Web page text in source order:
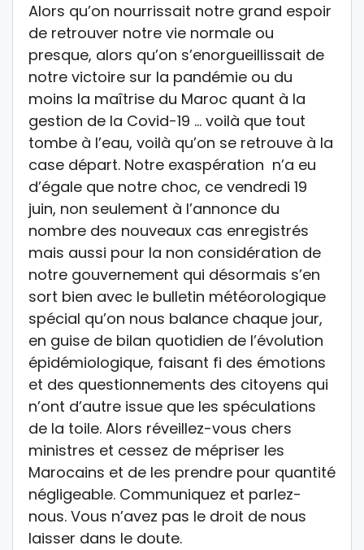
Alors qu’on nourrissait notre grand espoir
de retrouver notre vie normale ou
presque, alors qu’on s’enorgueillissait de
notre victoire sur la pandémie ou du
moins la maîtrise du Maroc quant à la
gestion de la Covid-19 … voilà que tout
tombe à l’eau, voilà qu’on se retrouve à la
case départ. Notre exaspération n’a eu
d’égale que notre choc, ce vendredi 19
juin, non seulement à l’annonce du
nombre des nouveaux cas enregistrés
mais aussi pour la non considération de
notre gouvernement qui désormais s’en
sort bien avec le bulletin météorologique
spécial qu’on nous balance chaque jour,
en guise de bilan quotidien de l’évolution
épidémiologique, faisant fi des émotions
et des questionnements des citoyens qui
n’ont d’autre issue que les spéculations
de la toile. Alors réveillez-vous chers
ministres et cessez de mépriser les
Marocains et de les prendre pour quantité
négligeable. Communiquez et parlez-
nous. Vous n’avez pas le droit de nous
laisser dans le doute.